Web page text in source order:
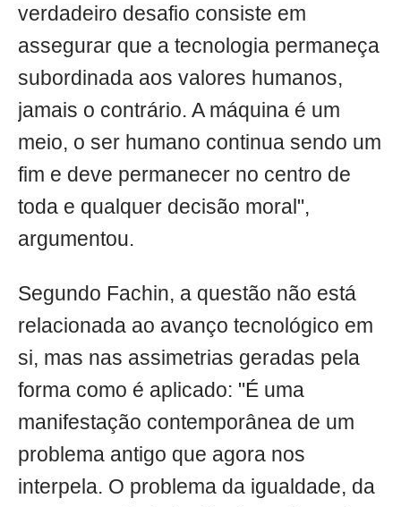
verdadeiro desafio consiste em
assegurar que a tecnologia permaneça
subordinada aos valores humanos,
jamais o contrário. A máquina é um
meio, o ser humano continua sendo um
fim e deve permanecer no centro de
toda e qualquer decisão moral",
argumentou.
Segundo Fachin, a questão não está
relacionada ao avanço tecnológico em
si, mas nas assimetrias geradas pela
forma como é aplicado: "É uma
manifestação contemporânea de um
problema antigo que agora nos
interpela. O problema da igualdade, da